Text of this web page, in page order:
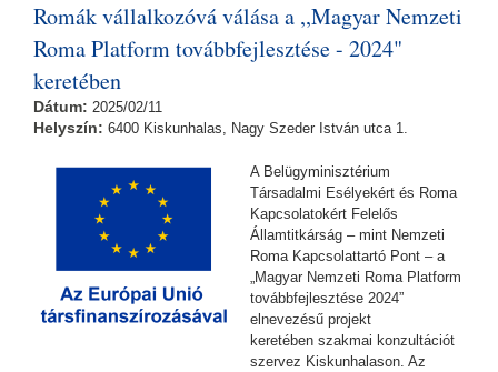
Romák vállalkozóvá válása a ,,Magyar Nemzeti
Roma Platform továbbfejlesztése - 2024"
keretében
Dátum: 2025/02/11
Helyszín: 6400 Kiskunhalas, Nagy Szeder István utca 1.
A Belügyminisztérium
Társadalmi Esélyekért és Roma
Kapcsolatokért Felelős
Államtitkárság – mint Nemzeti
Roma Kapcsolattartó Pont – a
„Magyar Nemzeti Roma Platform
továbbfejlesztése 2024”
elnevezésű projekt
keretében szakmai konzultációt
szervez Kiskunhalason. Az